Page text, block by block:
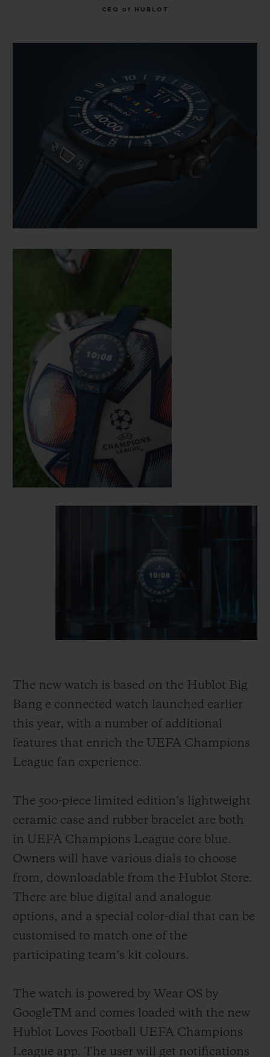
CEO of HUBLOT
The new watch is based on the Hublot Big
Bang e connected watch launched earlier
this year, with a number of additional
features that enrich the UEFA Champions
League fan experience.
The 500-piece limited edition’s lightweight
ceramic case and rubber bracelet are both
in UEFA Champions League core blue.
Owners will have various dials to choose
from, downloadable from the Hublot Store.
There are blue digital and analogue
options, and a special color-dial that can be
customised to match one of the
participating team’s kit colours.
The watch is powered by Wear OS by
GoogleTM and comes loaded with the new
Hublot Loves Football UEFA Champions
League app. The user will get notifications